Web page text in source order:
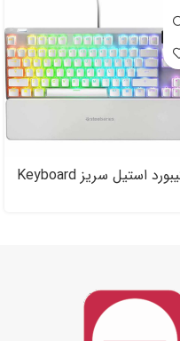
کیبورد استیل سریز Keyboard